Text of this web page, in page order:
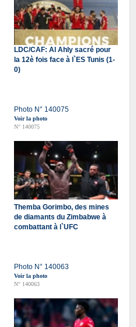
LDC/CAF: Al Ahly sacré pour
la 12è fois face à l`ES Tunis (1-
0)
Photo N° 140075
Voir la photo
N° 140075
Themba Gorimbo, des mines
de diamants du Zimbabwe à
combattant à l`UFC
Photo N° 140063
Voir la photo
N° 140063